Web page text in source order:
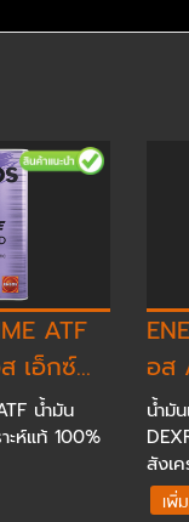
ATF
เอ็กซ์...
น้ำมัน
ะห์แท้ 100%
อส
น้ำมั
สังเค
เพิ่